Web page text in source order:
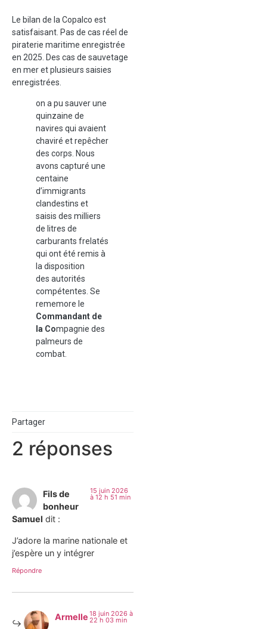
Le bilan de la Copalco est
satisfaisant. Pas de cas réel de
piraterie maritime enregistrée
en 2025. Des cas de sauvetage
en mer et plusieurs saisies
enregistrées.
on a pu sauver une
quinzaine de
navires qui avaient
chaviré et repêcher
des corps. Nous
avons capturé une
centaine
d’immigrants
clandestins et
saisis des milliers
de litres de
carburants frelatés
qui ont été remis à
la disposition
des autorités
compétentes. Se
rememore le
Commandant de
la Compagnie des
palmeurs de
combat.
Partager
2 réponses
Fils de
bonheur
Samuel dit :
15 juin 2026
à 12 h 51 min
J’adore la marine nationale et
j’espère un y intégrer
Répondre
Armelle 18 juin 2026 à
22 h 03 min